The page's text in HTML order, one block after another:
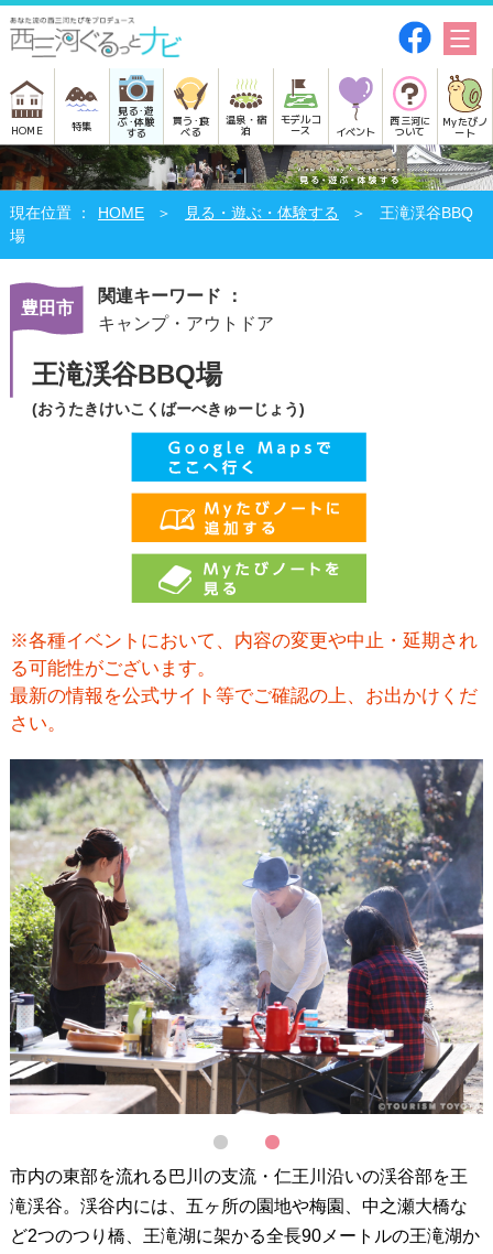
HOME 特集
見る･遊
ぶ･体験
する
買う･食
べる
温泉・宿
泊
モデルコ
ース イベント
西三河に
ついて
Myたびノ
ート
HOME 見る・遊ぶ・体験する
王滝渓谷BBQ
場
豊田市
関連キーワード ：
キャンプ・アウトドア
王滝渓谷BBQ場
(おうたきけいこくばーべきゅーじょう)
※各種イベントにおいて、内容の変更や中止・延期され
る可能性がございます。
最新の情報を公式サイト等でご確認の上、お出かけくだ
さい。
2
市内の東部を流れる巴川の支流・仁王川沿いの渓谷部を王
滝渓谷。渓谷内には、五ヶ所の園地や梅園、中之瀬大橋な
ど2つのつり橋、王滝湖に架かる全長90メートルの王滝湖か